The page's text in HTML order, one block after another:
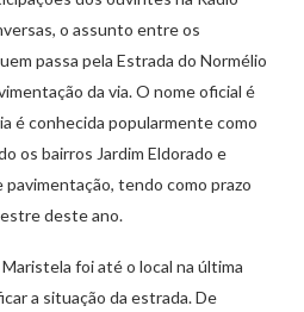
o assunto entre os
passa pela Estrada do Normélio
da via. O nome oficial é
é conhecida popularmente como
os bairros Jardim Eldorado e
pavimentação, tendo como prazo
deste ano.
foi até o local na última
a situação da estrada. De